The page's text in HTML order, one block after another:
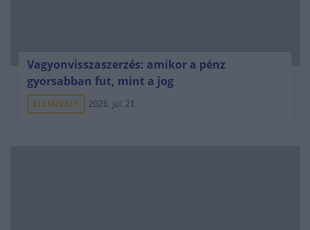
Vagyonvisszaszerzés: amikor a pénz
gyorsabban fut, mint a jog
ELEMZÉSEK 2026. júl. 21.